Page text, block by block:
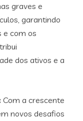
graves e
garantindo
e com os
dos ativos e a
Com a crescente
novos desafios